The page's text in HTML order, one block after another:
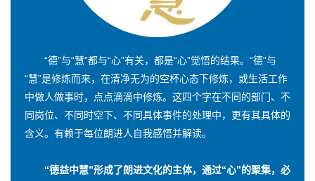
“德”与“慧”都与“心”有关，都是“心”觉悟的结果。“德”与
“慧”是修炼而来，在清净无为的空杯心态下修炼，或生活工作
中做人做事时，点点滴滴中修炼。这四个字在不同的部门、不
同岗位、不同时空下、不同具体事件的处理中，更有其具体的
含义。有赖于每位朗进人自我感悟并解读。
“德益中慧”形成了朗进文化的主体，通过“心”的聚集，必